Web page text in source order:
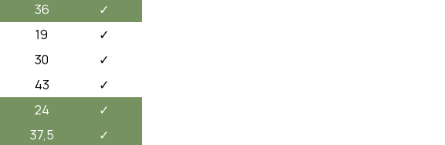
36 ✓
19
✓
30
✓
43 ✓
24
✓
37,5
✓